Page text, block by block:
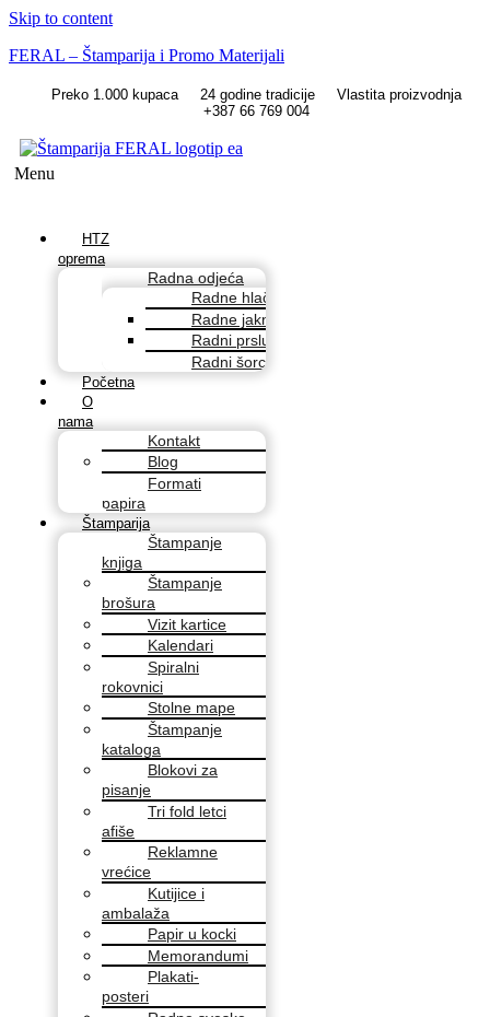
Skip to content
FERAL – Štamparija i Promo Materijali
Preko 1.000 kupaca 24 godine tradicije
Vlastita proizvodnja
+387 66 769 004
Menu
HTZ
oprema
Radna odjeća
Radne hlače
Radne jakne
Radni prsluci
Radni šorcevi
Početna
O
nama
Kontakt
Blog
Formati
papira
Štamparija
Štampanje
knjiga
Štampanje
brošura
Vizit kartice
Kalendari
Spiralni
rokovnici
Stolne mape
Štampanje
kataloga
Blokovi za
pisanje
Tri fold letci
afiše
Reklamne
vrećice
Kutijice i
ambalaža
Papir u kocki
Memorandumi
Plakati-
posteri